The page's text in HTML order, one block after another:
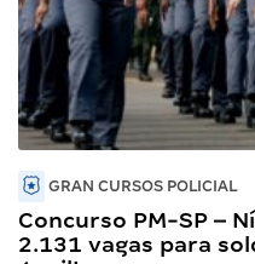
GRAN CURSOS POLICIAL
Concurso PM-SP –
2.131 vagas para